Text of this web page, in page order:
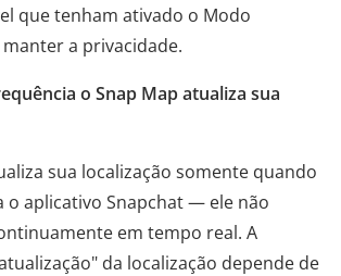
que tenham ativado o Modo
a privacidade.
o Snap Map atualiza sua
sua localização somente quando
o aplicativo Snapchat — ele não
em tempo real. A
da localização depende de